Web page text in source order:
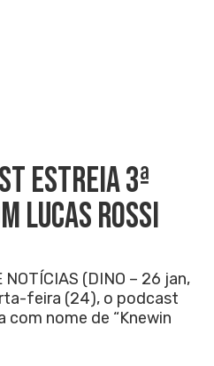
ESTREIA 3ª
LUCAS ROSSI
NOTÍCIAS (DINO – 26 jan,
feira (24), o podcast
com nome de “Knewin